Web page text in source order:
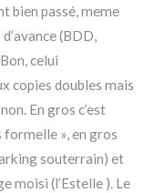
bien passé, meme
(BDD,
celui
copies doubles mais
En gros c’est
», en gros
souterrain) et
moisi (l’Estelle ). Le